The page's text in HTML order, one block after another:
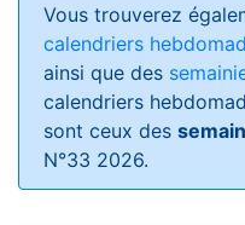
Vous trouverez
calendriers
ainsi que des
calendriers
sont ceux des
N°33 2026.